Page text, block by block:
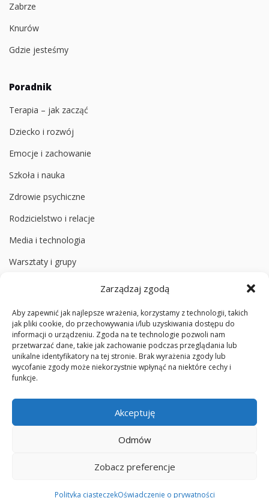
Zarządzaj zgodą
Aby zapewnić jak najlepsze wrażenia, korzystamy z technologii, takich
jak pliki cookie, do przechowywania i/lub uzyskiwania dostępu do
informacji o urządzeniu. Zgoda na te technologie pozwoli nam
przetwarzać dane, takie jak zachowanie podczas przeglądania lub
unikalne identyfikatory na tej stronie. Brak wyrażenia zgody lub
wycofanie zgody może niekorzystnie wpłynąć na niektóre cechy i
funkcje.
Akceptuję
Odmów
Zobacz preferencje
Polityka ciasteczekOświadczenie o prywatności
Zabrze
Knurów
Gdzie jesteśmy
Poradnik
Terapia – jak zacząć
Dziecko i rozwój
Emocje i zachowanie
Szkoła i nauka
Zdrowie psychiczne
Rodzicielstwo i relacje
Media i technologia
Warsztaty i grupy
O poradni
Zespół
Media społecznościowe
© 2026 Poradnia poMOC